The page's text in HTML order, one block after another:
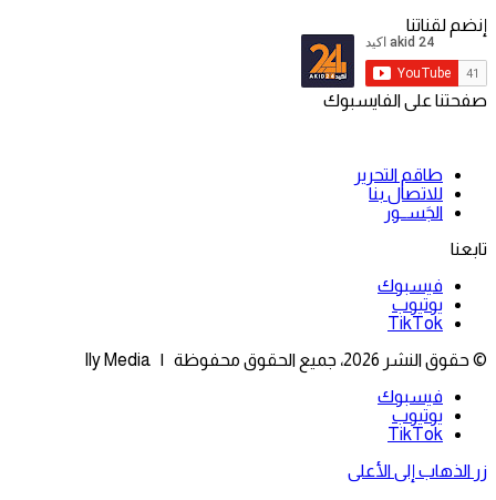
إنضم لقناتنا
صفحتنا على الفايسبوك
طاقم التحرير
للاتصال بنا
الجَســور
تابعنا
فيسبوك
يوتيوب
‫TikTok
© حقوق النشر 2026، جميع الحقوق محفوظة | Ily Media
فيسبوك
يوتيوب
‫TikTok
زر الذهاب إلى الأعلى